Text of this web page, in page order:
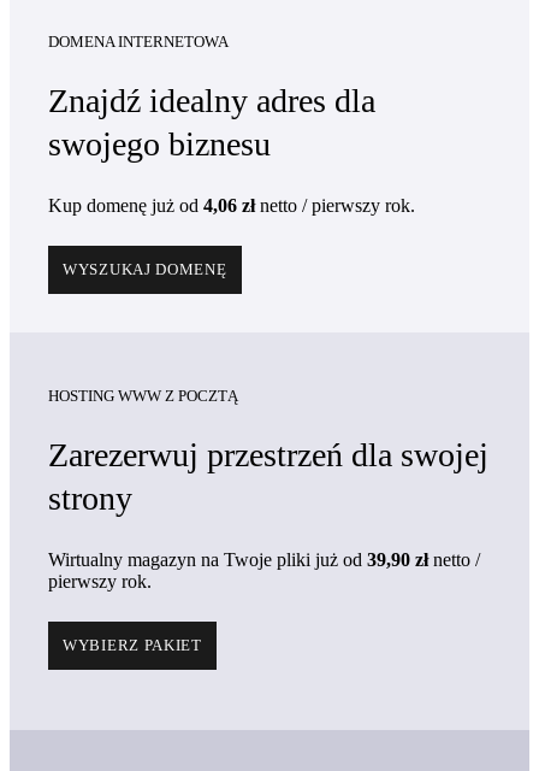
DOMENA INTERNETOWA
Znajdź idealny adres dla
swojego biznesu
Kup domenę już od 4,06 zł netto / pierwszy rok.
WYSZUKAJ DOMENĘ
HOSTING WWW Z POCZTĄ
Zarezerwuj przestrzeń dla swojej
strony
Wirtualny magazyn na Twoje pliki już od 39,90 zł netto /
pierwszy rok.
WYBIERZ PAKIET